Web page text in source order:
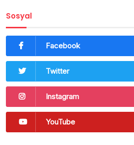
Sosyal
Facebook
Twitter
Instagram
YouTube